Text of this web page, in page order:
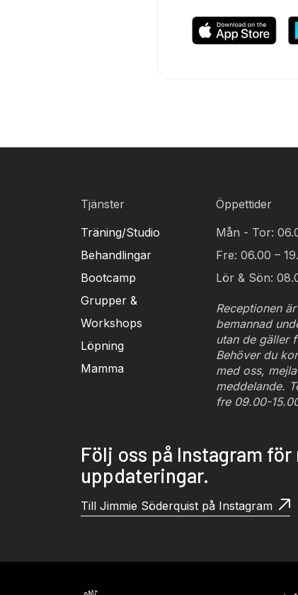
Tjänster
Träning/Studio
Behandlingar
Bootcamp
Grupper &
Workshops
Löpning
Mamma
Öppettider
Mån - Tor:
Fre: 06.00 –
Lör & Sön:
Receptionen
bemannad
utan de gäller
Behöver du
med oss,
meddelande.
fre 09.00-
Följ oss på Instagram
uppdateringar.
Till Jimmie Söderquist på Instagram